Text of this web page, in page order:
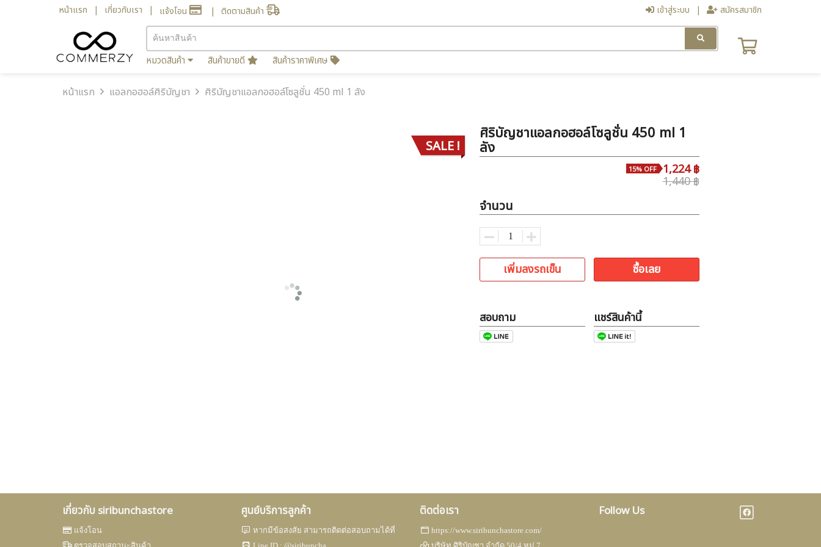
หน้าแรก เกี่ยวกับเรา แจ้งโอน ติดตามสินค้า เข้าสู่ระบบ สมัครสมาชิก
หมวดสินค้า สินค้าขายดี สินค้าราคาพิเศษ
หน้าแรก แอลกอฮอล์ศิริบัญชา ศิริบัญชาแอลกอฮอล์โซลูชั่น 450 ml 1 ลัง
SALE !
ศิริบัญชาแอลกอฮอล์โซลูชั่น 450 ml 1
ลัง
1,440 ฿
1,224 ฿
15% OFF
จำนวน
เพิ่มลงรถเข็น ซื้อเลย
สอบถาม แชร์สินค้านี้
เกี่ยวกับ siribunchastore
แจ้งโอน
ศูนย์บริการลูกค้า
หากมีข้อสงสัย สามารถติดต่อสอบถามได้ที่
ติดต่อเรา
https://www.siribunchastore.com/
Follow Us